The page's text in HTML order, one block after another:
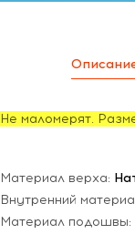
Не маломерят.
Материал верха:
Внутренний
Материал подошвы: